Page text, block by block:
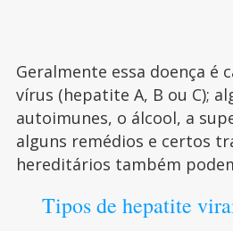
Geralmente essa doença é
vírus (hepatite A, B ou C);
autoimunes, o álcool, a
alguns remédios e certos
hereditários também
Tipos de hepatite